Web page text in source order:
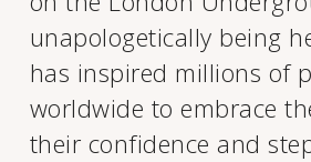
unapologetically being
has inspired millions of
worldwide to embrace
their confidence and